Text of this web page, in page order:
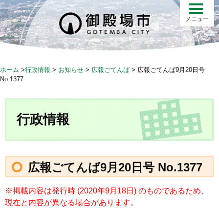
S
k
i
p
c
メニュー
ホーム >行政情報 > お知らせ > 広報ごてんば > 広報ごてんば9月20日号
No.1377
行政情報
広報ごてんば9月20日号 No.1377
※掲載内容は発行時 (2020年9月18日) のものであるため、
現在と内容が異なる場合があります。